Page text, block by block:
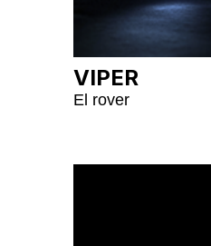
VIPER
El rover